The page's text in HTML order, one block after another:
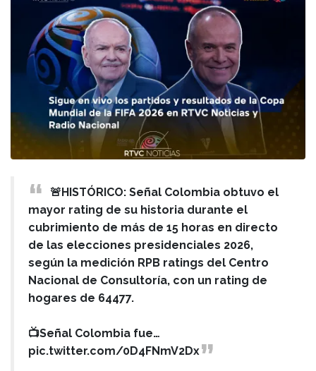
🚨HISTÓRICO: Señal Colombia obtuvo el
mayor rating de su historia durante el
cubrimiento de más de 15 horas en directo
de las elecciones presidenciales 2026,
según la medición RPB ratings del Centro
Nacional de Consultoría, con un rating de
hogares de 64477.
📺Señal Colombia fue…
pic.twitter.com/0D4FNmV2Dx